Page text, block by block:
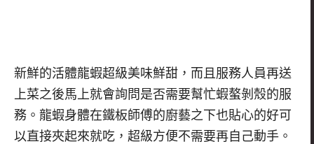
新鮮的活體龍蝦超級美味鮮甜，而且服務人員再送
上菜之後馬上就會詢問是否需要幫忙蝦螯剝殼的服
務 。龍蝦身體在鐵板師傅的廚藝之下也貼心的好可
以直接夾起來就吃，超級方便不需要再自己動手。